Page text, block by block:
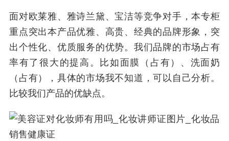
面对欧莱雅、雅诗兰黛、宝洁等竞争对手，本专柜
重点突出本产品优雅、高贵、经典的品牌形象，突
出个性化、优质服务的优势。我们品牌的市场占有
率有了很大的提高。比如面膜（占有）、洗面奶
（占有），具体的市场我不知道，可以自己分析。
比较我们产品的优缺点。